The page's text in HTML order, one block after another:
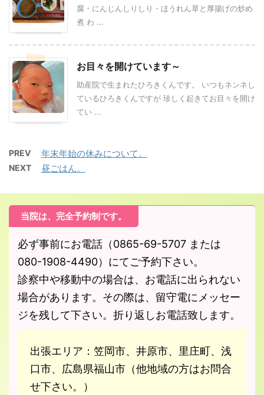
腐・にんじんしりしり・ほうれん草と厚揚げの炒め
煮 わ ...
お目々を開けています～
助産院で生まれたひろきくんです。 いつもネンネし
ているひろきくんですが 珍しく起きてお目々を開け
てい ...
PREV 年末年始の休みについて。
NEXT 昼ごはん。
当院は、完全予約制です。
必ず事前にお電話（0865-69-5707 または
080-1908-4490）にてご予約下さい。
診察中や移動中の場合は、お電話に出られない
場合があります。その際は、留守電にメッセー
ジを残して下さい。折り返しお電話致します。
出張エリア：笠岡市、井原市、里庄町、浅
口市、広島県福山市（他地域の方はお問合
せ下さい。）